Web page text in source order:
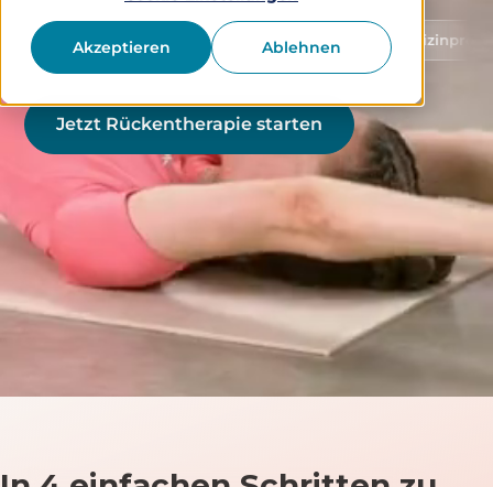
Akzeptieren Ablehnen
Schutz von Gesundheitsdaten Medizinprodukt
Jetzt Rückentherapie starten